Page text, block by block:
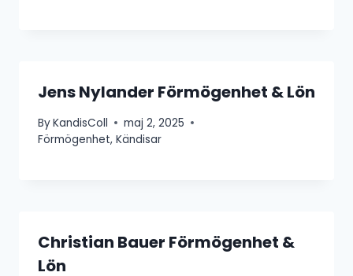
Jens Nylander Förmögenhet & Lön
ByKandisColl
maj 2, 2025
Förmögenhet, Kändisar
Christian Bauer Förmögenhet &
Lön